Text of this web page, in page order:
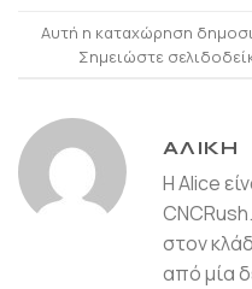
Αυτή η καταχώρηση
Σημειώστε
ΑΛΊΚΗ
Η Alice
στον
από μία